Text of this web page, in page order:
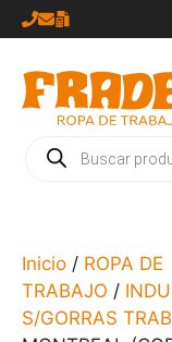
Saltar
al
contenido
Búsqueda
de
Inicio / ROPA DE
TRABAJO /
S/GORRAS